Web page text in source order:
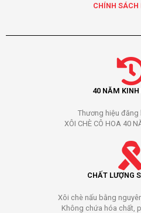
CHÍNH SÁCH
40 NĂM KINH
Thương hiệu đăng
XÔI CHÈ CÔ HOA 40
CHẤT LƯỢNG
Xôi chè nấu bằng
Không chứa hóa chất,